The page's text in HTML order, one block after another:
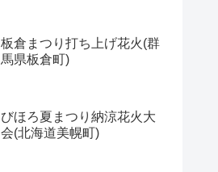
板倉まつり打ち上げ花火(群
馬県板倉町)
びほろ夏まつり納涼花火大
会(北海道美幌町)